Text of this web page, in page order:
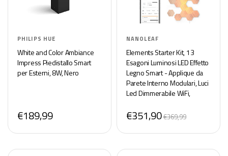
PHILIPS HUE
White and Color Ambiance
Impress Piedistallo Smart
per Esterni, 8W, Nero
€189,99
NANOLEAF
Elements Starter Kit, 13
Esagoni Luminosi LED Effetto
Legno Smart - Applique da
Parete Interno Modulari, Luci
Led Dimmerabile WiFi,
Sincronia Musicale,
Decorazioni Casa
€351,90€369,99